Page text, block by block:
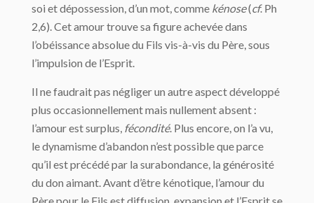
soi et dépossession, d’un mot, comme kénose(cf. Ph
2,6). Cet amour trouve sa figure achevée dans
l’obéissance absolue du Fils vis-à-vis du Père, sous
l’impulsion de l’Esprit.
Il ne faudrait pas négliger un autre aspect développé
plus occasionnellement mais nullement absent :
l’amour est surplus, fécondité. Plus encore, on l’a vu,
le dynamisme d’abandon n’est possible que parce
qu’il est précédé par la surabondance, la générosité
du don aimant. Avant d’être kénotique, l’amour du
Père pour le Fils est diffusion, expansion et l’Esprit se